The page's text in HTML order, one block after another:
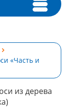
«Часть и